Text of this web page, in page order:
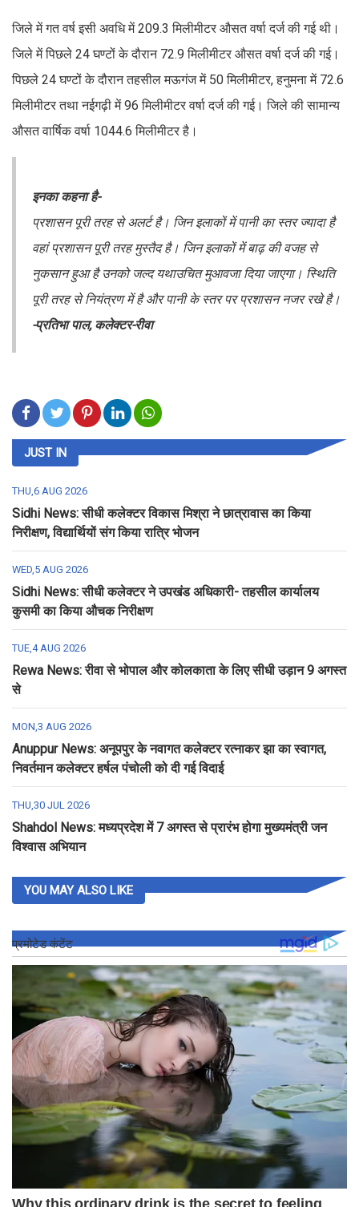
जिले में गत वर्ष इसी अवधि में 209.3 मिलीमीटर औसत वर्षा दर्ज की गई थी।
जिले में पिछले 24 घण्टों के दौरान 72.9 मिलीमीटर औसत वर्षा दर्ज की गई।
पिछले 24 घण्टों के दौरान तहसील मऊगंज में 50 मिलीमीटर, हनुमना में 72.6
मिलीमीटर तथा नईगढ़ी में 96 मिलीमीटर वर्षा दर्ज की गई। जिले की सामान्य
औसत वार्षिक वर्षा 1044.6 मिलीमीटर है।
इनका कहना है-
प्रशासन पूरी तरह से अलर्ट है। जिन इलाकों में पानी का स्तर ज्यादा है
वहां प्रशासन पूरी तरह मुस्तैद है। जिन इलाकों में बाढ़ की वजह से
नुकसान हुआ है उनको जल्द यथाउचित मुआवजा दिया जाएगा। स्थिति
पूरी तरह से नियंत्रण में है और पानी के स्तर पर प्रशासन नजर रखे है।
-प्रतिभा पाल, कलेक्टर-रीवा
JUST IN
THU,6 AUG 2026
Sidhi News: सीधी कलेक्टर विकास मिश्रा ने छात्रावास का किया
निरीक्षण, विद्यार्थियों संग किया रात्रि भोजन
WED,5 AUG 2026
Sidhi News: सीधी कलेक्टर ने उपखंड अधिकारी- तहसील कार्यालय
कुसमी का किया औचक निरीक्षण
TUE,4 AUG 2026
Rewa News: रीवा से भोपाल और कोलकाता के लिए सीधी उड़ान 9 अगस्त
से
MON,3 AUG 2026
Anuppur News: अनूपपुर के नवागत कलेक्टर रत्नाकर झा का स्वागत,
निवर्तमान कलेक्टर हर्षल पंचोली को दी गई विदाई
THU,30 JUL 2026
Shahdol News: मध्यप्रदेश में 7 अगस्त से प्रारंभ होगा मुख्यमंत्री जन
विश्वास अभियान
YOU MAY ALSO LIKE